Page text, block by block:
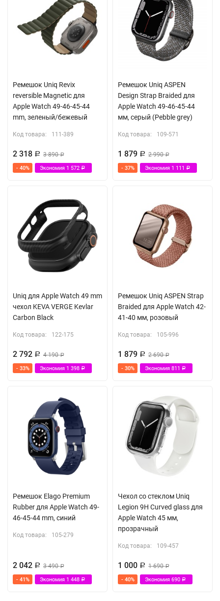
Ремешок Uniq Revix
reversible Magnetic для
Apple Watch 49-46-45-44
mm, зеленый/бежевый
Код товара: 111-389
2 318 Р 3 890Р
- 40% Экономия 1 572 Р
Ремешок Uniq ASPEN
Design Strap Braided для
Apple Watch 49-46-45-44
мм, серый (Pebble grey)
Код товара: 109-571
1 879 Р 2 990Р
- 37% Экономия 1 111 Р
Uniq для Apple Watch 49 mm
чехол KEVA VERGE Kevlar
Carbon Black
Код товара: 122-175
2 792 Р 4 190Р
- 33% Экономия 1 398 Р
Ремешок Uniq ASPEN Strap
Braided для Apple Watch 42-
41-40 мм, розовый
Код товара: 105-996
1 879 Р 2 690Р
- 30% Экономия 811 Р
Ремешок Elago Premium
Rubber для Apple Watch 49-
46-45-44 mm, синий
Код товара: 105-279
2 042 Р 3 490Р
- 41% Экономия 1 448 Р
Чехол со стеклом Uniq
Legion 9H Curved glass для
Apple Watch 45 мм,
прозрачный
Код товара: 109-457
1 000 Р 1 690Р
- 40% Экономия 690 Р